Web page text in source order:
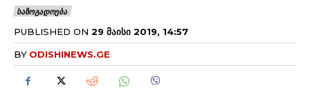
ᲡᲐᲖᲝᲒᲐᲓᲝᲔᲑᲐ
PUBLISHED ON 29 ᲛᲐᲘᲡᲘ 2019, 14:57
BY ODISHINEWS.GE